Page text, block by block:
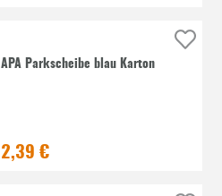
APA Parkscheibe blau Karton
2,39 €